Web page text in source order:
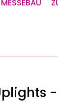
MESSEBAU